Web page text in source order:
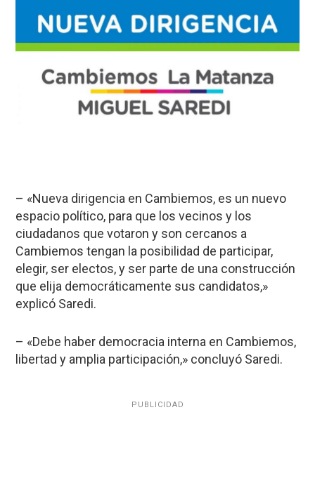
– «Nueva dirigencia en Cambiemos, es un nuevo
espacio político, para que los vecinos y los
ciudadanos que votaron y son cercanos a
Cambiemos tengan la posibilidad de participar,
elegir, ser electos, y ser parte de una construcción
que elija democráticamente sus candidatos,»
explicó Saredi.
– «Debe haber democracia interna en Cambiemos,
libertad y amplia participación,» concluyó Saredi.
PUBLICIDAD